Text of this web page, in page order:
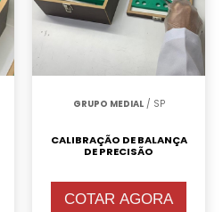
GRUPO MEDIAL/ SP
CALIBRAÇÃO DE BALANÇA
DE PRECISÃO
COTAR AGORA